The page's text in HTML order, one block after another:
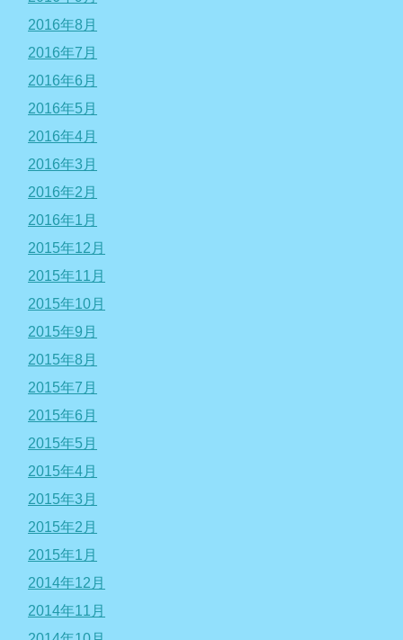
2016年8月
2016年7月
2016年6月
2016年5月
2016年4月
2016年3月
2016年2月
2016年1月
2015年12月
2015年11月
2015年10月
2015年9月
2015年8月
2015年7月
2015年6月
2015年5月
2015年4月
2015年3月
2015年2月
2015年1月
2014年12月
2014年11月